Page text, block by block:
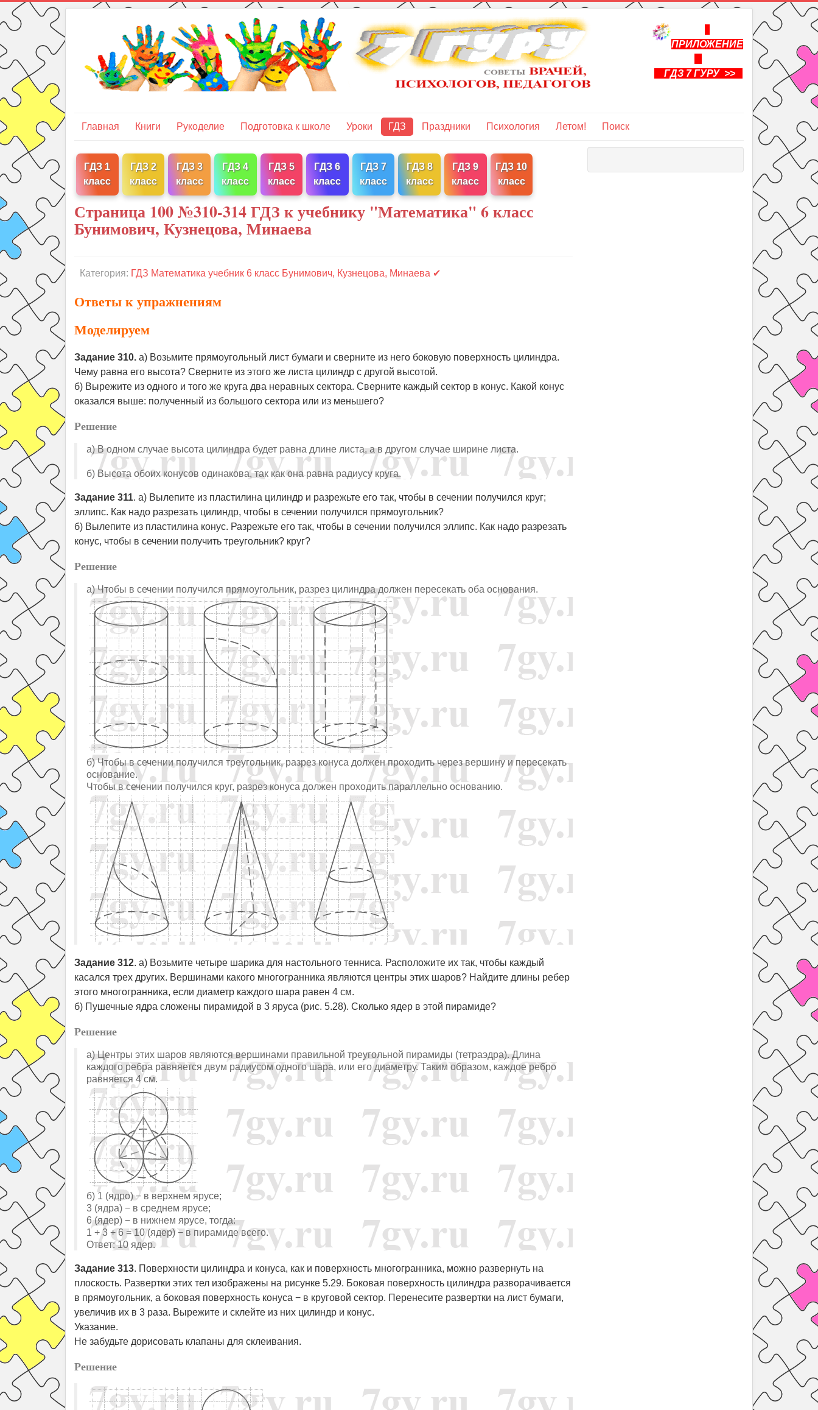
ПРИЛОЖЕНИЕ
ГДЗ 7 ГУРУ >>
Главная Книги Рукоделие Подготовка к школе Уроки ГДЗ Праздники Психология Летом! Поиск
ГДЗ 1
класс
ГДЗ 2
класс
ГДЗ 3
класс
ГДЗ 4
класс
ГДЗ 5
класс
ГДЗ 6
класс
ГДЗ 7
класс
ГДЗ 8
класс
ГДЗ 9
класс
ГДЗ 10
класс
Страница 100 №310-314 ГДЗ к учебнику "Математика" 6 класс
Бунимович, Кузнецова, Минаева
Категория: ГДЗ Математика учебник 6 класс Бунимович, Кузнецова, Минаева ✔
Ответы к упражнениям
Моделируем
Задание 310. а) Возьмите прямоугольный лист бумаги и сверните из него боковую поверхность цилиндра.
Чему равна его высота? Сверните из этого же листа цилиндр с другой высотой.
б) Вырежите из одного и того же круга два неравных сектора. Сверните каждый сектор в конус. Какой конус
оказался выше: полученный из большого сектора или из меньшего?
Решение
а) В одном случае высота цилиндра будет равна длине листа, а в другом случае ширине листа.
б) Высота обоих конусов одинакова, так как она равна радиусу круга.
Задание 311. а) Вылепите из пластилина цилиндр и разрежьте его так, чтобы в сечении получился круг;
эллипс. Как надо разрезать цилиндр, чтобы в сечении получился прямоугольник?
б) Вылепите из пластилина конус. Разрежьте его так, чтобы в сечении получился эллипс. Как надо разрезать
конус, чтобы в сечении получить треугольник? круг?
Решение
а) Чтобы в сечении получился прямоугольник, разрез цилиндра должен пересекать оба основания.
б) Чтобы в сечении получился треугольник, разрез конуса должен проходить через вершину и пересекать
основание.
Чтобы в сечении получился круг, разрез конуса должен проходить параллельно основанию.
Задание 312. а) Возьмите четыре шарика для настольного тенниса. Расположите их так, чтобы каждый
касался трех других. Вершинами какого многогранника являются центры этих шаров? Найдите длины ребер
этого многогранника, если диаметр каждого шара равен 4 см.
б) Пушечные ядра сложены пирамидой в 3 яруса (рис. 5.28). Сколько ядер в этой пирамиде?
Решение
а) Центры этих шаров являются вершинами правильной треугольной пирамиды (тетраэдра). Длина
каждого ребра равняется двум радиусом одного шара, или его диаметру. Таким образом, каждое ребро
равняется 4 см.
б) 1 (ядро) − в верхнем ярусе;
3 (ядра) − в среднем ярусе;
6 (ядер) − в нижнем ярусе, тогда:
1 + 3 + 6 = 10 (ядер) − в пирамиде всего.
Ответ: 10 ядер.
Задание 313. Поверхности цилиндра и конуса, как и поверхность многогранника, можно развернуть на
плоскость. Развертки этих тел изображены на рисунке 5.29. Боковая поверхность цилиндра разворачивается
в прямоугольник, а боковая поверхность конуса − в круговой сектор. Перенесите развертки на лист бумаги,
увеличив их в 3 раза. Вырежите и склейте из них цилиндр и конус.
Указание.
Не забудьте дорисовать клапаны для склеивания.
Решение